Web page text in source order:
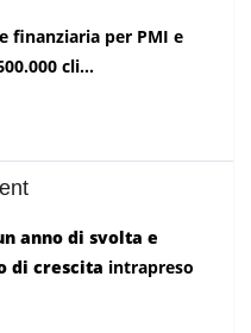
finanziaria per PMI e
cli...
anno di svolta e
di crescita intrapreso